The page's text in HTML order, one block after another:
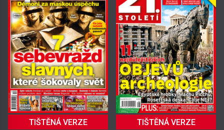
TIŠTĚNÁ VERZE
TIŠTĚNÁ VERZE